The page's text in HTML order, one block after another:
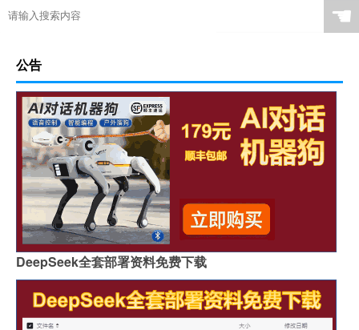
☚
公告
DeepSeek全套部署资料免费下载